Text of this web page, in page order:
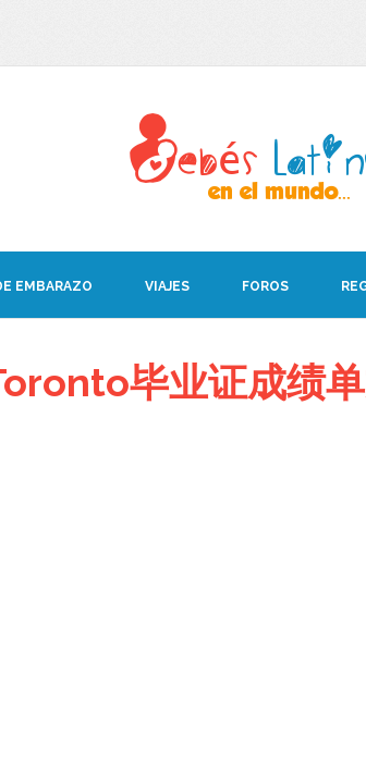
EMBARAZO VIAJES FOROS
毕业证成绩